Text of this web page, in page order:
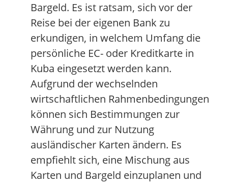
Bargeld. Es ist ratsam, sich vor der
Reise bei der eigenen Bank zu
erkundigen, in welchem Umfang die
persönliche EC- oder Kreditkarte in
Kuba eingesetzt werden kann.
Aufgrund der wechselnden
wirtschaftlichen Rahmenbedingungen
können sich Bestimmungen zur
Währung und zur Nutzung
ausländischer Karten ändern. Es
empfiehlt sich, eine Mischung aus
Karten und Bargeld einzuplanen und